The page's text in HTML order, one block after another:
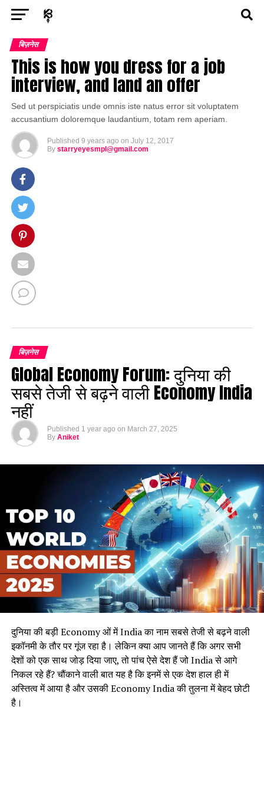
ENTERTAINMENT
POLITICS TECH SPORTS HEALTH
BUSINESS
बिज़नेस
This is how you dress for a job
interview, and land an offer
Sed ut perspiciatis unde omnis iste natus error sit voluptatem
accusantium doloremque laudantium, totam rem aperiam.
Published 9 years ago on July 12, 2017
By starryeyesmpl@gmail.com
बिज़नेस
Global Economy Forum: दुनिया की
सबसे तेजी से बढ़ने वाली Economy India
नहीं
Published 1 year ago on March 27, 2025
By Aniket
दुनिया की बड़ी Economy ओं में India का नाम सबसे तेजी से बढ़ने वाली
इकॉनमी के तौर पर गूंज रहा है। लेकिन क्या आप जानते हैं कि अगर सभी
देशों को एक साथ जोड़ दिया जाए, तो पांच ऐसे देश हैं जो India से आगे
निकल रहे हैं? चौंकाने वाली बात यह है कि इनमें से एक देश हाल ही में
अस्तित्व में आया है और उसकी Economy India की तुलना में बेहद छोटी
है।